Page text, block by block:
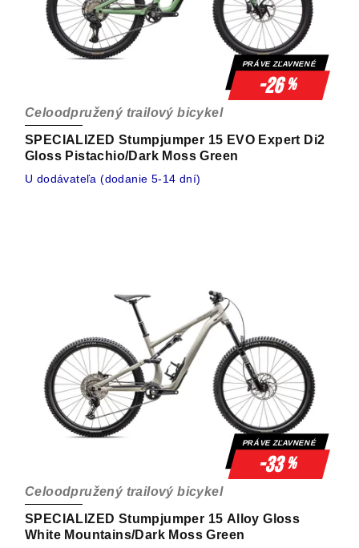
PRÁVE ZĽAVNENÉ
-26%
SPECIALIZED Stumpjumper 15 EVO Expert Di2
Gloss Pistachio/Dark Moss Green
Celoodpružený trailový bicykel
U dodávateľa (dodanie 5-14 dní)
PRÁVE ZĽAVNENÉ
-33%
SPECIALIZED Stumpjumper 15 Alloy Gloss
White Mountains/Dark Moss Green
Celoodpružený trailový bicykel